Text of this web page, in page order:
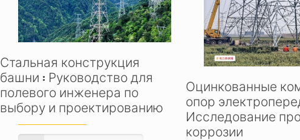
Стальная конструкция
башни : Руководство для
полевого инженера по
выбору и проектированию
Оцинкованные
опор
Исследование
коррозии